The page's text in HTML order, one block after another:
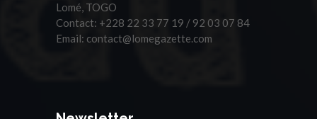
Lomé, TOGO
Contact: +228 22 33 77 19 / 92 03 07 84
Email: contact@lomegazette.com